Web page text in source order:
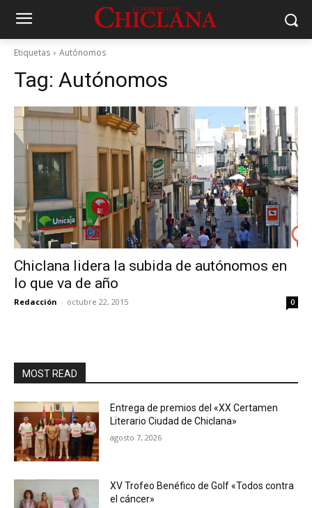
Etiquetas Autónomos
Tag: Autónomos
Chiclana lidera la subida de autónomos en
lo que va de año
Redacción - octubre 22, 2015 0
MOST READ
Entrega de premios del «XX Certamen
Literario Ciudad de Chiclana»
agosto 7, 2026
XV Trofeo Benéfico de Golf «Todos contra
el cáncer»